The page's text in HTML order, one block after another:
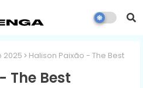
2025 Halison Paixão - The Best
The Best